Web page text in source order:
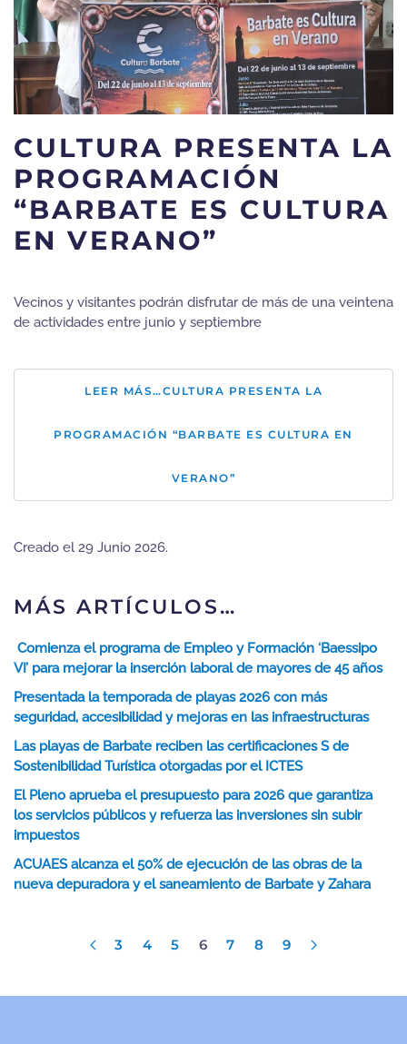
CULTURA PRESENTA LA
PROGRAMACIÓN
“BARBATE ES CULTURA
EN VERANO”
Vecinos y visitantes podrán disfrutar de más de una veintena
de actividades entre junio y septiembre
LEER MÁS…CULTURA PRESENTA LA
PROGRAMACIÓN “BARBATE ES CULTURA EN
VERANO”
Creado el29 Junio 2026.
MÁS ARTÍCULOS…
Comienza el programa de Empleo y Formación ‘Baessipo
VI’ para mejorar la inserción laboral de mayores de 45 años
Presentada la temporada de playas 2026 con más
seguridad, accesibilidad y mejoras en las infraestructuras
Las playas de Barbate reciben las certificaciones S de
Sostenibilidad Turística otorgadas por el ICTES
El Pleno aprueba el presupuesto para 2026 que garantiza
los servicios públicos y refuerza las inversiones sin subir
impuestos
ACUAES alcanza el 50% de ejecución de las obras de la
nueva depuradora y el saneamiento de Barbate y Zahara
3 4 5 6 7 8 9